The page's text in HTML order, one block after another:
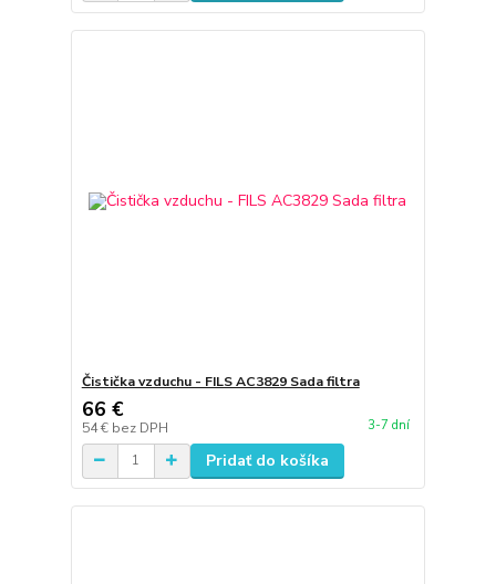
Čistička vzduchu - FILS AC3829 Sada filtra
66 €
54 € bez DPH 3-7 dní
Pridať do košíka